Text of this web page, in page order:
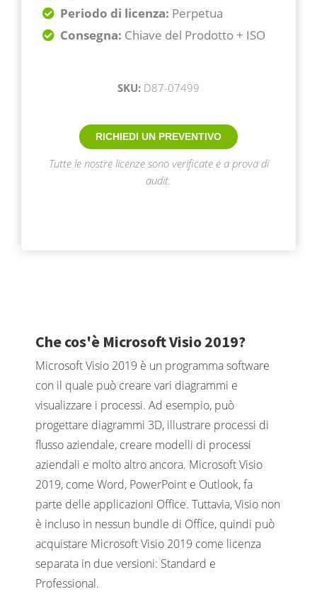
Periodo di licenza: Perpetua
Consegna: Chiave del Prodotto + ISO
SKU: D87-07499
RICHIEDI UN PREVENTIVO
Tutte le nostre licenze sono verificate e a prova di
audit.
Che cos'è Microsoft Visio 2019?
Microsoft Visio 2019 è un programma software
con il quale può creare vari diagrammi e
visualizzare i processi. Ad esempio, può
progettare diagrammi 3D, illustrare processi di
flusso aziendale, creare modelli di processi
aziendali e molto altro ancora. Microsoft Visio
2019, come Word, PowerPoint e Outlook, fa
parte delle applicazioni Office. Tuttavia, Visio non
è incluso in nessun bundle di Office, quindi può
acquistare Microsoft Visio 2019 come licenza
separata in due versioni: Standard e
Professional.